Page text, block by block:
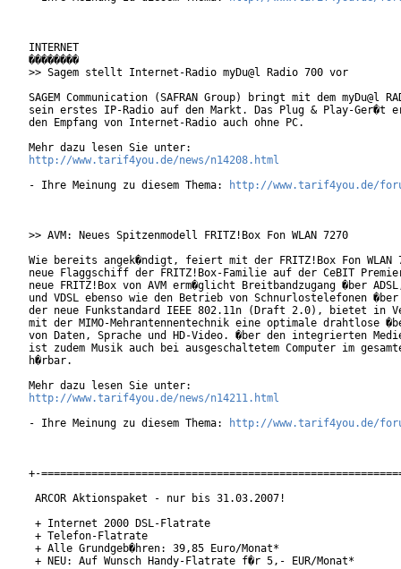
INTERNET
��������
>> Sagem stellt Internet-Radio myDu@l Radio 700 vor
SAGEM Communication (SAFRAN Group) bringt mit dem myDu@l
sein erstes IP-Radio auf den Markt. Das Plug & Play-Ger�t
den Empfang von Internet-Radio auch ohne PC.
http://www.tarif4you.de/news/n14208.html
- Ihre Meinung zu diesem Thema:
http://www.tarif4you.de/
>> AVM: Neues Spitzenmodell FRITZ!Box Fon WLAN 7270
Wie bereits angek�ndigt, feiert mit der FRITZ!Box Fon WLAN
neue Flaggschiff der FRITZ!Box-Familie auf der CeBIT
neue FRITZ!Box von AVM erm�glicht Breitbandzugang �ber
und VDSL ebenso wie den Betrieb von Schnurlostelefonen �ber
der neue Funkstandard IEEE 802.11n (Draft 2.0), bietet in
mit der MIMO-Mehrantennentechnik eine optimale drahtlose
von Daten, Sprache und HD-Video. �ber den integrierten
ist zudem Musik auch bei ausgeschaltetem Computer im
h�rbar.
http://www.tarif4you.de/news/n14211.html
- Ihre Meinung zu diesem Thema:
http://www.tarif4you.de/
+-
ARCOR Aktionspaket - nur bis 31.03.2007!
+ Internet 2000 DSL-Flatrate
+ Telefon-Flatrate
+ Alle Grundgeb�hren: 39,85 Euro/Monat*
+ NEU: Auf Wunsch Handy-Flatrate f�r 5,- EUR/Monat*